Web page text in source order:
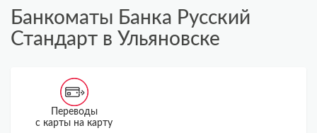
Банкоматы Банка Русский
Стандарт в Ульяновске
Переводы
с карты на карту